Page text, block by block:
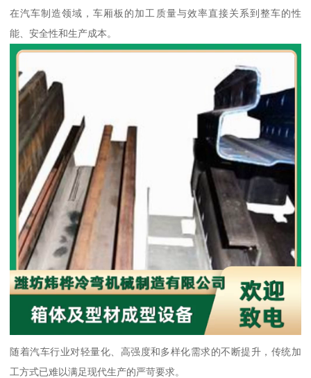
在汽车制造领域，车厢板的加工质量与效率直接关系到整车的性
能、安全性和生产成本。
随着汽车行业对轻量化、高强度和多样化需求的不断提升，传统加
工方式已难以满足现代生产的严苛要求。